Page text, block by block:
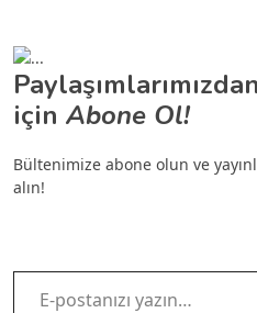
için Abone Ol!
Bültenimize abone olun ve
alın!
E-postanızı yazın…